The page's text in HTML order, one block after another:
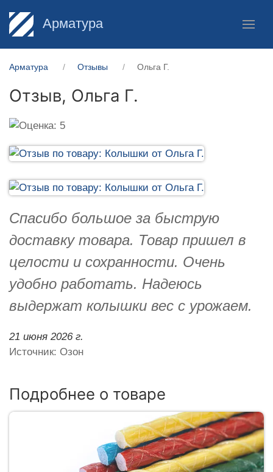
Арматура
Арматура Отзывы Ольга Г.
Отзыв, Ольга Г.
Спасибо большое за быструю
доставку товара. Товар пришел в
целости и сохранности. Очень
удобно работать. Надеюсь
выдержат колышки вес с урожаем.
21 июня 2026 г.
Источник: Озон
Подробнее о товаре